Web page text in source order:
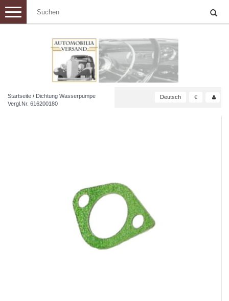
Toggle
navigation
Startseite / Dichtung Wasserpumpe
Vergl.Nr. 616200180
Deutsch €